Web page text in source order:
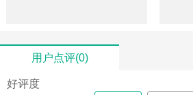
用户点评(0)
好评度